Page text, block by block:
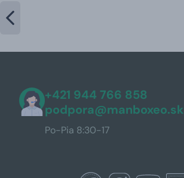
+421 944 766 858
podpora@manboxeo.sk
Po-Pia 8:30-17